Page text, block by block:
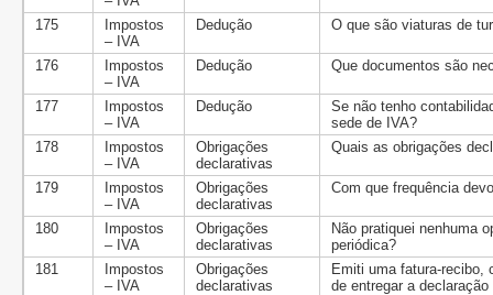
175
Impostos
– IVA
Dedução O que são viaturas de
176
Impostos
– IVA
Dedução Que documentos são
177
Impostos
– IVA
Dedução
Se não tenho
sede de IVA?
178
Impostos
– IVA
Obrigações
declarativas
Quais as obrigações
179
Impostos
– IVA
Obrigações
declarativas
Com que frequência
180
Impostos
– IVA
Obrigações
declarativas
Não pratiquei nenhuma
periódica?
181
Impostos
– IVA
Obrigações
declarativas
Emiti uma fatura-recibo,
de entregar a